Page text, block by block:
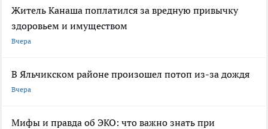
Житель Канаша поплатился за вредную привычку
здоровьем и имуществом
Вчера
В Яльчикском районе произошел потоп из-за дождя
Вчера
Мифы и правда об ЭКО: что важно знать при